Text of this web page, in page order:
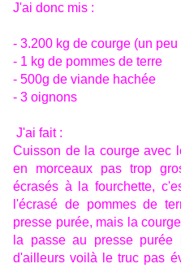
J'ai donc mis :
- 3.200 kg de courge (un
- 1 kg de pommes de terre
- 500g de viande hachée
- 3 oignons
J'ai fait :
Cuisson de la courge avec
en morceaux pas trop
écrasés à la fourchette,
l'écrasé de pommes de
presse purée, mais la
la passe au presse purée
d'ailleurs voilà le truc pas